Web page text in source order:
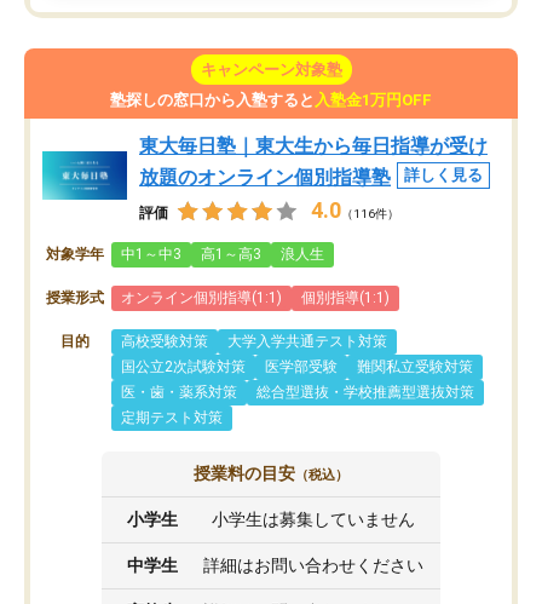
キャンペーン対象塾
塾探しの窓口から入塾すると 入塾金1万円OFF
東大毎日塾｜東大生から毎日指導が受け
放題のオンライン個別指導塾
詳しく見る
評価 4.0 （116件）
対象学年 中1～中3 高1～高3 浪人生
授業形式 オンライン個別指導(1:1) 個別指導(1:1)
目的 高校受験対策
大学入学共通テスト対策
国公立2次試験対策
医学部受験
難関私立受験対策
医・歯・薬系対策
総合型選抜・学校推薦型選抜対策
定期テスト対策
授業料の目安 （税込）
小学生 小学生は募集していません
中学生 詳細はお問い合わせください